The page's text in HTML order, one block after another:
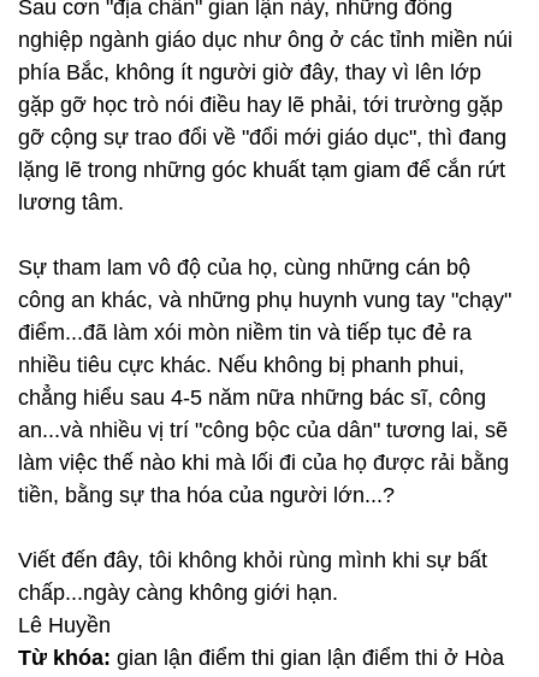
Sau cơn "địa chấn" gian lận này, những đồng
nghiệp ngành giáo dục như ông ở các tỉnh miền núi
phía Bắc, không ít người giờ đây, thay vì lên lớp
gặp gỡ học trò nói điều hay lẽ phải, tới trường gặp
gỡ cộng sự trao đổi về "đổi mới giáo dục", thì đang
lặng lẽ trong những góc khuất tạm giam để cắn rứt
lương tâm.
Sự tham lam vô độ của họ, cùng những cán bộ
công an khác, và những phụ huynh vung tay "chạy"
điểm...đã làm xói mòn niềm tin và tiếp tục đẻ ra
nhiều tiêu cực khác. Nếu không bị phanh phui,
chẳng hiểu sau 4-5 năm nữa những bác sĩ, công
an...và nhiều vị trí "công bộc của dân" tương lai, sẽ
làm việc thế nào khi mà lối đi của họ được rải bằng
tiền, bằng sự tha hóa của người lớn...?
Viết đến đây, tôi không khỏi rùng mình khi sự bất
chấp...ngày càng không giới hạn.
Lê Huyền
Từ khóa: gian lận điểm thi gian lận điểm thi ở Hòa